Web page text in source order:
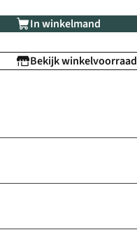
In winkelmand
Bekijk winkelvoorraad